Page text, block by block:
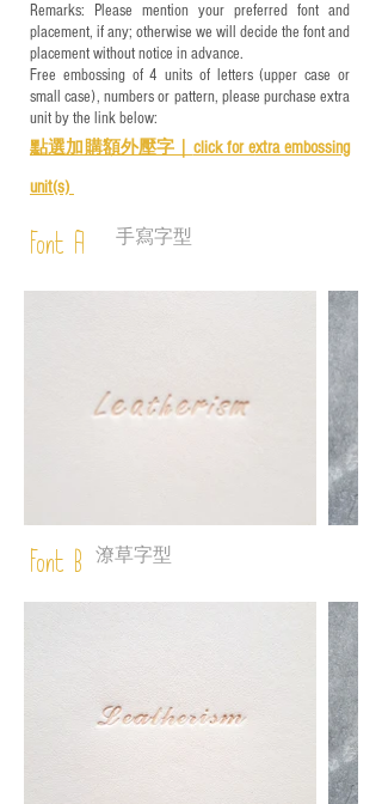
Remarks: Please mention your preferred font and
placement, if any; otherwise we will decide the font and
placement without notice in advance.
Free embossing of 4 units of letters (upper case or
small case), numbers or pattern, please purchase extra
unit by the link below:
點選加購額外壓字｜ click for extra embossing
unit(s)
Font A 手寫字型
Font B 潦草字型